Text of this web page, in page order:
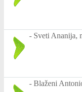
- Sveti Ananija,
- Blaženi